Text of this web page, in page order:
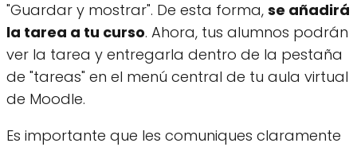
"Guardar y mostrar". De esta forma, se añadirá
la tarea a tu curso. Ahora, tus alumnos podrán
ver la tarea y entregarla dentro de la pestaña
de "tareas" en el menú central de tu aula virtual
de Moodle.
Es importante que les comuniques claramente